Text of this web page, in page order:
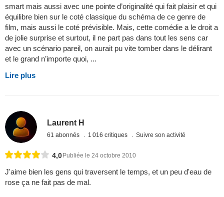
smart mais aussi avec une pointe d’originalité qui fait plaisir et qui
équilibre bien sur le coté classique du schéma de ce genre de
film, mais aussi le coté prévisible. Mais, cette comédie a le droit a
de jolie surprise et surtout, il ne part pas dans tout les sens car
avec un scénario pareil, on aurait pu vite tomber dans le délirant
et le grand n’importe quoi, ...
Lire plus
Laurent H
61 abonnés 1 016 critiques Suivre son activité
4,0 Publiée le 24 octobre 2010
J'aime bien les gens qui traversent le temps, et un peu d'eau de
rose ça ne fait pas de mal.